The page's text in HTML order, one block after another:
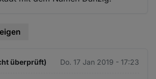
überprüft) Do. 17 Jan 2019 - 17:23